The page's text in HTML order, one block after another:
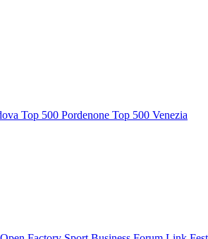
Top 500 Pordenone Top 500 Venezia